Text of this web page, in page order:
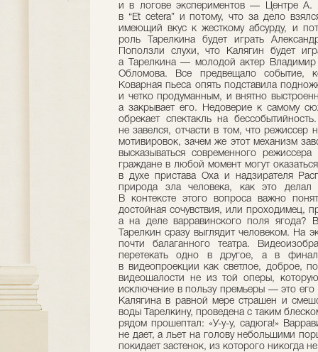
и в логове экспериментов — Центре А.
в “Et cetera” и потому, что за дело
имеющий вкус к жесткому абсурду, и
роль Тарелкина будет играть
Поползли слухи, что Калягин будет
а Тарелкина — молодой актер
Обломова. Все предвещало событие,
Коварная пьеса опять подставила
и четко продуманным, и внятно
а закрывает его. Недоверие к самому
обрекает спектакль на
не завелся, отчасти в том, что режиссер
мотивировок, зачем же этот механизм
высказываться современного
граждане в любой момент могут
в духе пристава Оха и надзирателя
природа зла человека, как это
В контексте этого вопроса важно
достойная сочувствия, или проходимец,
а на деле варравинского поля ягода?
Тарелкин сразу выглядит человеком. На
почти балаганного театра.
перетекать одно в другое, а в
в видеопроекции как светлое, доброе,
видеошалости не из той оперы,
исключение в пользу премьеры — это его
Калягина в равной мере страшен и
воды Тарелкину, проведена с таким
рядом прошептал: «У-у-у, садюга!»
не дает, а льет на голову небольшими
покидает застенок, из которого никогда